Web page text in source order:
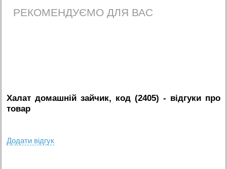
РЕКОМЕНДУЄМО ДЛЯ ВАС
Халат домашній зайчик, код (2405) - вiдгуки про
товар
Додати вiдгук